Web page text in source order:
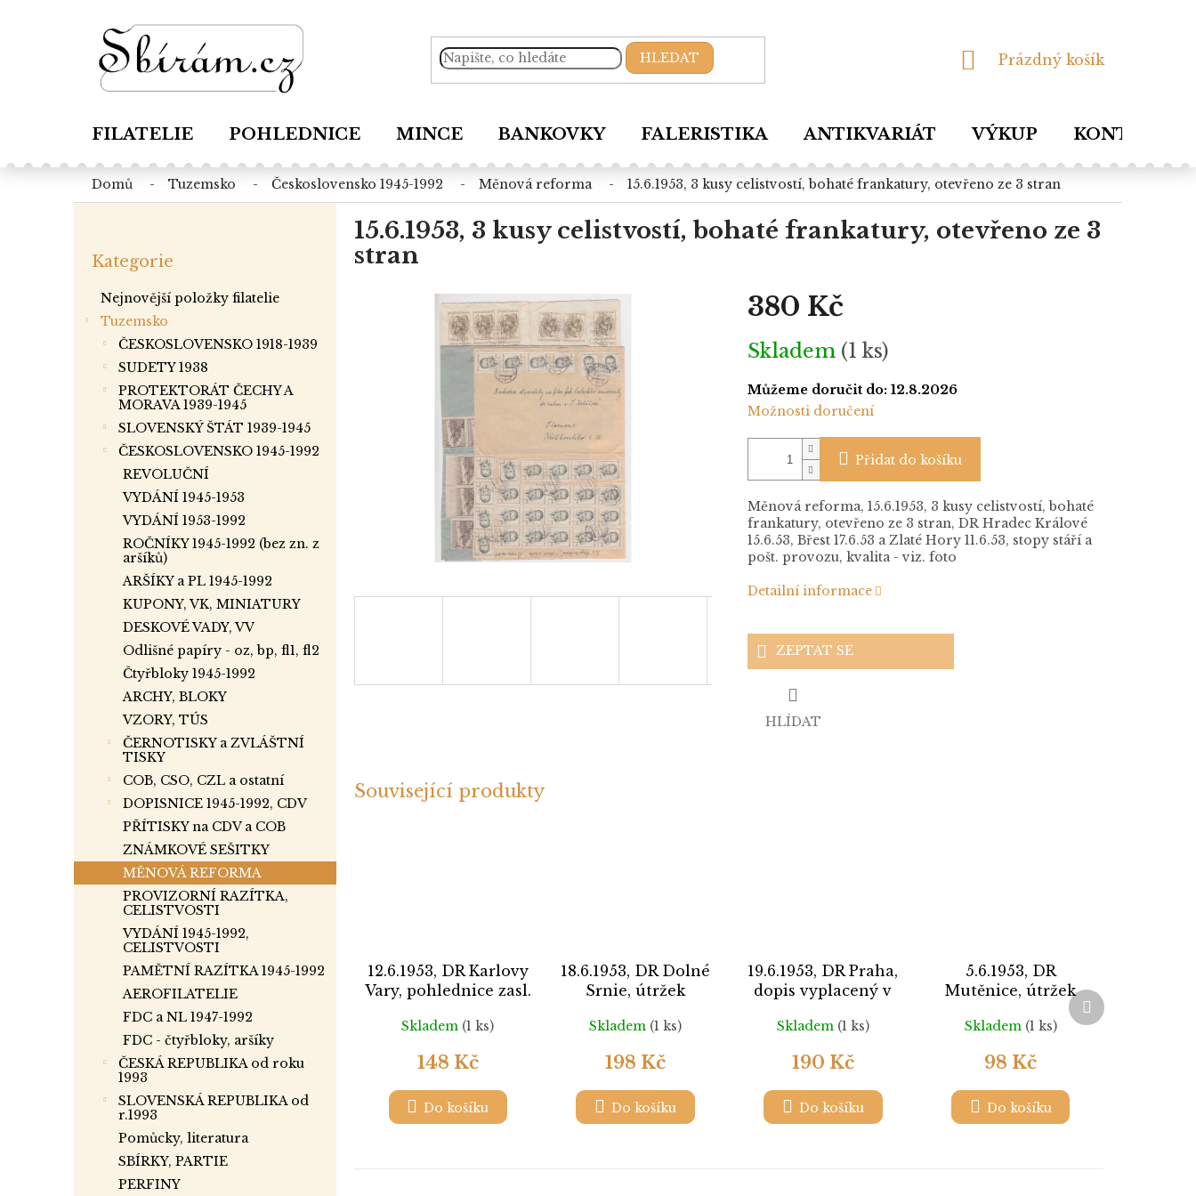
HLEDAT
NÁKUPNÍ
Prázdný košík
FILATELIE POHLEDNICE MINCE BANKOVKY FALERISTIKA ANTIKVARIÁT VÝKUP KONTAKTY
domů tuzemsko československo 1945-1992 měnová reforma 15.6.1953, 3 kusy celistvostí, bohaté frankatury, otevřeno ze 3 stran
kategorie
Kategorie
Nejnovější položky filatelie
Tuzemsko
ČESKOSLOVENSKO 1918-1939
SUDETY 1938
PROTEKTORÁT ČECHY A
MORAVA 1939-1945
SLOVENSKÝ ŠTÁT 1939-1945
ČESKOSLOVENSKO 1945-1992
REVOLUČNÍ
VYDÁNÍ 1945-1953
VYDÁNÍ 1953-1992
ROČNÍKY 1945-1992 (bez zn. z
aršíků)
ARŠÍKY a PL 1945-1992
KUPONY, VK, MINIATURY
DESKOVÉ VADY, VV
Odlišné papíry - oz, bp, fl1, fl2
Čtyřbloky 1945-1992
ARCHY, BLOKY
VZORY, TÚS
ČERNOTISKY a ZVLÁŠTNÍ
TISKY
COB, CSO, CZL a ostatní
DOPISNICE 1945-1992, CDV
PŘÍTISKY na CDV a COB
ZNÁMKOVÉ SEŠITKY
MĚNOVÁ REFORMA
PROVIZORNÍ RAZÍTKA,
CELISTVOSTI
VYDÁNÍ 1945-1992,
CELISTVOSTI
PAMĚTNÍ RAZÍTKA 1945-1992
AEROFILATELIE
FDC a NL 1947-1992
FDC - čtyřbloky, aršíky
ČESKÁ REPUBLIKA od roku
1993
SLOVENSKÁ REPUBLIKA od
r.1993
Pomůcky, literatura
SBÍRKY, PARTIE
PERFINY
15.6.1953, 3 kusy celistvostí, bohaté frankatury, otevřeno ze 3
stran
380 Kč
Měrná
cena:
Skladem (1 ks)
Můžeme doručit do: 12.8.2026
Možnosti doručení
Přidat do košíku
Měnová reforma, 15.6.1953, 3 kusy celistvostí, bohaté
frankatury, otevřeno ze 3 stran, DR Hradec Králové
15.6.53, Břest 17.6.53 a Zlaté Hory 11.6.53, stopy stáří a
pošt. provozu, kvalita - viz. foto
Detailní informace
ZEPTAT SE
HLÍDAT
Související produkty
12.6.1953, DR Karlovy
Vary, pohlednice zasl.
stopy stáří
Skladem (1 ks)
148 Kč
Do košíku
18.6.1953, DR Dolné
Srnie, útržek
Skladem (1 ks)
198 Kč
Do košíku
19.6.1953, DR Praha,
dopis vyplacený v
Chotěboře
Skladem (1 ks)
190 Kč
Do košíku
5.6.1953, DR
Mutěnice, útržek
průvodky, lehká
omačkání
Skladem (1 ks)
98 Kč
Do košíku
Další
produkt